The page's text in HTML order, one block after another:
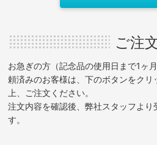
ご注
お急ぎの方（記念品の使用日まで1ヶ
頼済みのお客様は、下のボタンをク
上、ご注文ください。
注文内容を確認後、弊社スタッフより
す。